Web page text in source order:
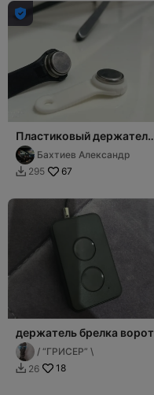

Пластиковый держатель
магнитного ключа (Touch
Memory )
Бахтиев Александр
 295 67
держатель брелка ворот
/ “‪ГРИСЕР‬” \
 26 18